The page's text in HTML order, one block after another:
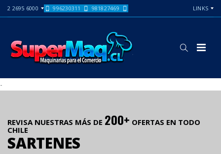
2 2695 6000 996230311 981827469 LINKS
-
REVISA NUESTRAS MÁS DE 200+ OFERTAS EN TODO
CHILE
SARTENES